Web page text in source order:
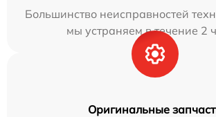
Большинство неисправностей
мы устраняем в течение 2
Оригинальные